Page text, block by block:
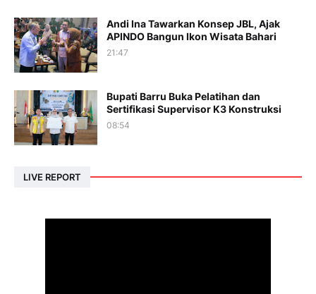
Andi Ina Tawarkan Konsep JBL, Ajak
APINDO Bangun Ikon Wisata Bahari
21:47
Bupati Barru Buka Pelatihan dan
Sertifikasi Supervisor K3 Konstruksi
08:54
LIVE REPORT